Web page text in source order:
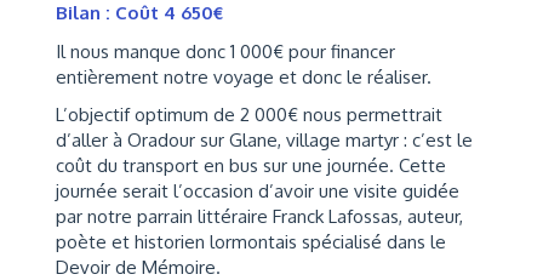
Bilan : Coût 4 650€
Il nous manque donc 1 000€ pour financer
entièrement notre voyage et donc le réaliser.
L’objectif optimum de 2 000€ nous permettrait
d’aller à Oradour sur Glane, village martyr : c’est le
coût du transport en bus sur une journée. Cette
journée serait l’occasion d’avoir une visite guidée
par notre parrain littéraire Franck Lafossas, auteur,
poète et historien lormontais spécialisé dans le
Devoir de Mémoire.